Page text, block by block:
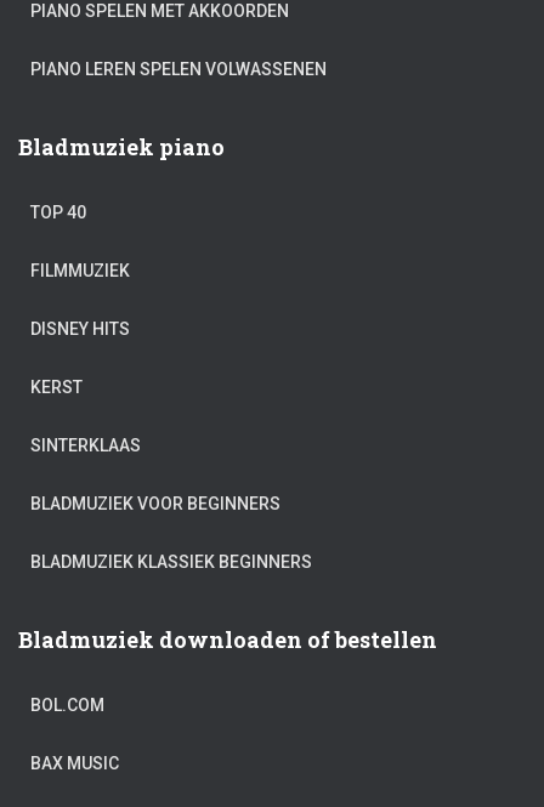
PIANO SPELEN MET AKKOORDEN
PIANO LEREN SPELEN VOLWASSENEN
Bladmuziek piano
TOP 40
FILMMUZIEK
DISNEY HITS
KERST
SINTERKLAAS
BLADMUZIEK VOOR BEGINNERS
BLADMUZIEK KLASSIEK BEGINNERS
Bladmuziek downloaden of bestellen
BOL.COM
BAX MUSIC